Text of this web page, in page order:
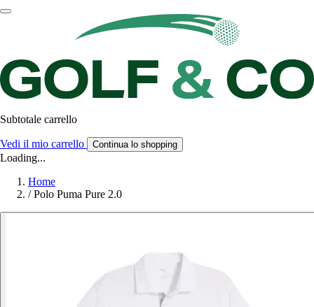
Subtotale carrello
Vedi il mio carrello Continua lo shopping
Loading...
Home
/ Polo Puma Pure 2.0